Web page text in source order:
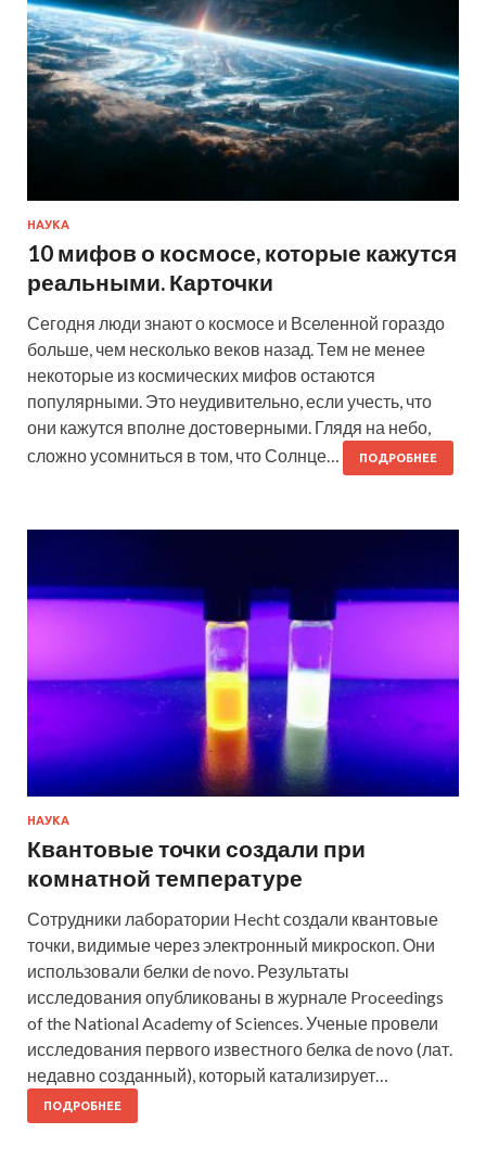
НАУКА
10 мифов о космосе, которые кажутся
реальными. Карточки
Сегодня люди знают о космосе и Вселенной гораздо
больше, чем несколько веков назад. Тем не менее
некоторые из космических мифов остаются
популярными. Это неудивительно, если учесть, что
они кажутся вполне достоверными. Глядя на небо,
сложно усомниться в том, что Солнце…
ПОДРОБНЕЕ
НАУКА
Квантовые точки создали при
комнатной температуре
Сотрудники лаборатории Hecht создали квантовые
точки, видимые через электронный микроскоп. Они
использовали белки de novo. Результаты
исследования опубликованы в журнале Proceedings
of the National Academy of Sciences. Ученые провели
исследования первого известного белка de novo (лат.
недавно созданный), который катализирует…
ПОДРОБНЕЕ